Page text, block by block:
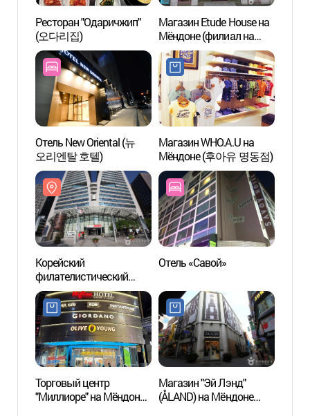
Ресторан "Одаричжип"
(오다리집)
Магазин Etude House на
Мёндоне (филиал на
Чхунмуро) (에뛰드하우스
명동 충무로점)
Отель New Oriental (뉴
오리엔탈 호텔)
Магазин WHO.A.U на
Мёндоне (후아유 명동점)
Корейский
филателистический
музей (우표박물관 ((구.
우표문화누리))
Отель «Савой»
Торговый центр
"Миллиоре" на Мёндоне
Магазин "Эй Лэнд"
(ÅLAND) на Мёндоне